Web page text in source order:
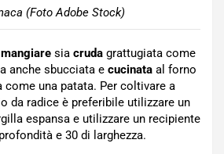
(Foto Adobe Stock)
mangiare sia cruda grattugiata come
anche sbucciata e cucinata al forno
una patata. Per coltivare a
da radice è preferibile utilizzare un
espansa e utilizzare un recipiente
e 30 di larghezza.